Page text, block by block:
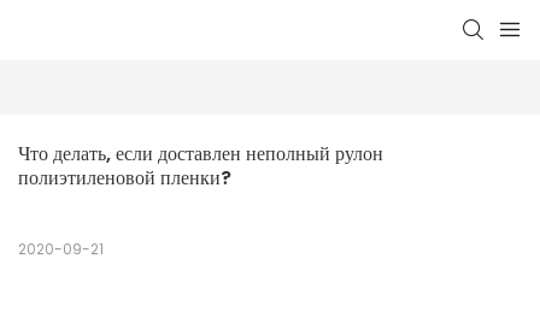
Что делать, если доставлен неполный рулон
полиэтиленовой пленки?
2020-09-21